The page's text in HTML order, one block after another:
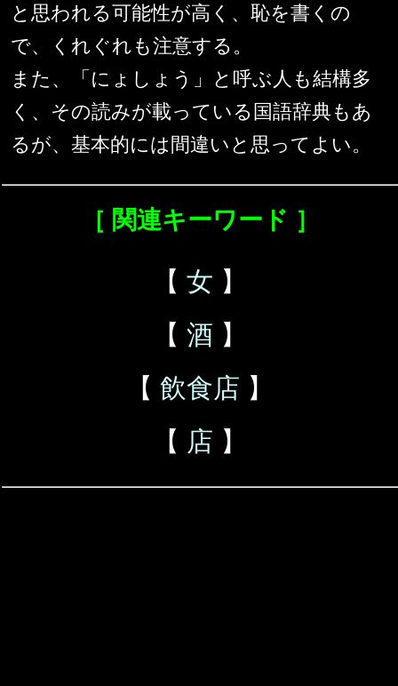
と思われる可能性が高く、恥を書くの
で、くれぐれも注意する。
また、「にょしょう」と呼ぶ人も結構多
く、その読みが載っている国語辞典もあ
るが、基本的には間違いと思ってよい。
［ 関連キーワード ］
【 女 】
【 酒 】
【 飲食店 】
【 店 】